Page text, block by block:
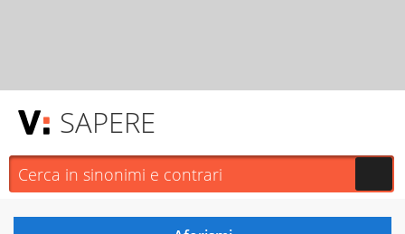
SAPERE